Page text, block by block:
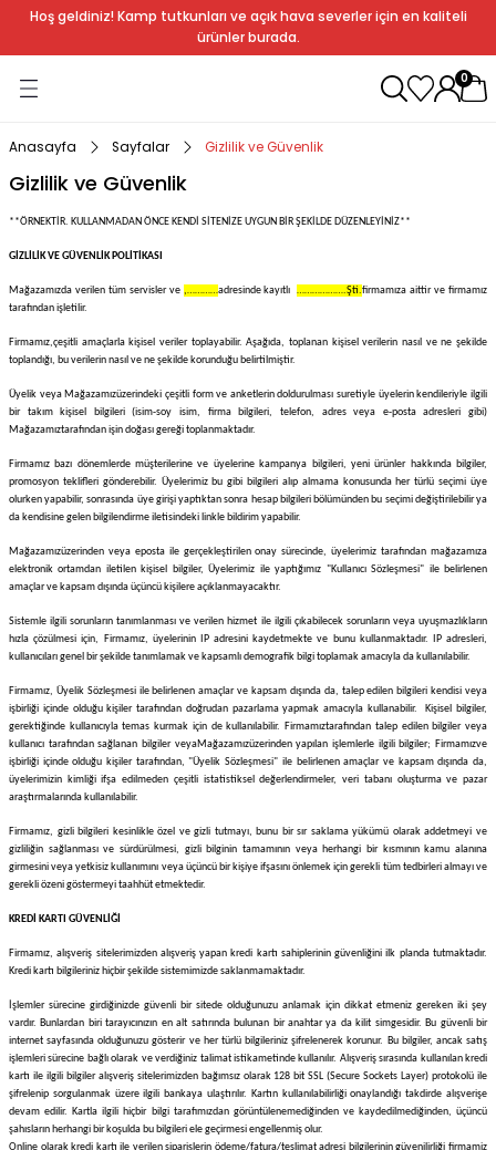
Hoş geldiniz! Kamp tutkunları ve açık hava severler için en kaliteli
ürünler burada.
Geri Dön
Geri Dön
Geri Dön
Geri Dön
Geri Dön
Geri Dön
Geri Dön
Ekipmanları
Geri Dön
0
Anasayfa Sayfalar Gizlilik ve Güvenlik
Gizlilik ve Güvenlik
**ÖRNEKTİR. KULLANMADAN ÖNCE KENDİ SİTENİZE UYGUN BİR ŞEKİLDE DÜZENLEYİNİZ**
GİZLİLİK VE GÜVENLİK POLİTİKASI
Mağazamızda verilen tüm servisler ve ,…………adresinde kayıtlı ……………….Şti.firmamıza aittir ve firmamız
tarafından işletilir.
Firmamız,çeşitli amaçlarla kişisel veriler toplayabilir. Aşağıda, toplanan kişisel verilerin nasıl ve ne şekilde
toplandığı, bu verilerin nasıl ve ne şekilde korunduğu belirtilmiştir.
Üyelik veya Mağazamızüzerindeki çeşitli form ve anketlerin doldurulması suretiyle üyelerin kendileriyle ilgili
bir takım kişisel bilgileri (isim-soy isim, firma bilgileri, telefon, adres veya e-posta adresleri gibi)
Mağazamıztarafından işin doğası gereği toplanmaktadır.
Firmamız bazı dönemlerde müşterilerine ve üyelerine kampanya bilgileri, yeni ürünler hakkında bilgiler,
promosyon teklifleri gönderebilir. Üyelerimiz bu gibi bilgileri alıp almama konusunda her türlü seçimi üye
olurken yapabilir, sonrasında üye girişi yaptıktan sonra hesap bilgileri bölümünden bu seçimi değiştirilebilir ya
da kendisine gelen bilgilendirme iletisindeki linkle bildirim yapabilir.
Mağazamızüzerinden veya eposta ile gerçekleştirilen onay sürecinde, üyelerimiz tarafından mağazamıza
elektronik ortamdan iletilen kişisel bilgiler, Üyelerimiz ile yaptığımız "Kullanıcı Sözleşmesi" ile belirlenen
amaçlar ve kapsam dışında üçüncü kişilere açıklanmayacaktır.
Sistemle ilgili sorunların tanımlanması ve verilen hizmet ile ilgili çıkabilecek sorunların veya uyuşmazlıkların
hızla çözülmesi için,
Firmamız, üyelerinin IP adresini kaydetmekte ve bunu kullanmaktadır. IP adresleri,
kullanıcıları genel bir şekilde tanımlamak ve kapsamlı demografik bilgi toplamak amacıyla da kullanılabilir.
Firmamız, Üyelik Sözleşmesi ile belirlenen amaçlar ve kapsam dışında da, talep edilen bilgileri kendisi veya
işbirliği içinde olduğu kişiler tarafından doğrudan pazarlama yapmak amacıyla kullanabilir. Kişisel bilgiler,
gerektiğinde kullanıcıyla temas kurmak için de kullanılabilir. Firmamıztarafından talep edilen bilgiler veya
kullanıcı tarafından sağlanan bilgiler veyaMağazamızüzerinden yapılan işlemlerle ilgili bilgiler; Firmamızve
işbirliği içinde olduğu kişiler tarafından, "Üyelik Sözleşmesi" ile belirlenen amaçlar ve kapsam dışında da,
üyelerimizin kimliği ifşa edilmeden çeşitli istatistiksel değerlendirmeler, veri tabanı oluşturma ve pazar
araştırmalarında kullanılabilir.
Firmamız, gizli bilgileri kesinlikle özel ve gizli tutmayı, bunu bir sır saklama yükümü olarak addetmeyi ve
gizliliğin sağlanması ve sürdürülmesi, gizli bilginin tamamının veya herhangi bir kısmının kamu alanına
girmesini veya yetkisiz kullanımını veya üçüncü bir kişiye ifşasını önlemek için gerekli tüm tedbirleri almayı ve
gerekli özeni göstermeyi taahhüt etmektedir.
KREDİ KARTI GÜVENLİĞİ
Firmamız, alışveriş sitelerimizden alışveriş yapan kredi kartı sahiplerinin güvenliğini ilk planda tutmaktadır.
Kredi kartı bilgileriniz hiçbir şekilde sistemimizde saklanmamaktadır.
İşlemler sürecine girdiğinizde güvenli bir sitede olduğunuzu anlamak için dikkat etmeniz gereken iki şey
vardır. Bunlardan biri tarayıcınızın en alt satırında bulunan bir anahtar ya da kilit simgesidir. Bu güvenli bir
internet sayfasında olduğunuzu gösterir ve her türlü bilgileriniz şifrelenerek korunur. Bu bilgiler, ancak satış
işlemleri sürecine bağlı olarak ve verdiğiniz talimat istikametinde kullanılır. Alışveriş sırasında kullanılan kredi
kartı ile ilgili bilgiler alışveriş sitelerimizden bağımsız olarak 128 bit SSL (Secure Sockets Layer) protokolü ile
şifrelenip sorgulanmak üzere ilgili bankaya ulaştırılır. Kartın kullanılabilirliği onaylandığı takdirde alışverişe
devam edilir. Kartla ilgili hiçbir bilgi tarafımızdan görüntülenemediğinden ve kaydedilmediğinden, üçüncü
şahısların herhangi bir koşulda bu bilgileri ele geçirmesi engellenmiş olur.
Online olarak kredi kartı ile verilen siparişlerin ödeme/fatura/teslimat adresi bilgilerinin güvenilirliği firmamiz